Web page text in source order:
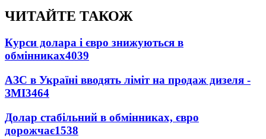
ЧИТАЙТЕ ТАКОЖ
Курси долара і євро знижуються в
обмінниках4039
АЗС в Україні вводять ліміт на продаж дизеля -
ЗМІ3464
Долар стабільний в обмінниках, євро
дорожчає1538